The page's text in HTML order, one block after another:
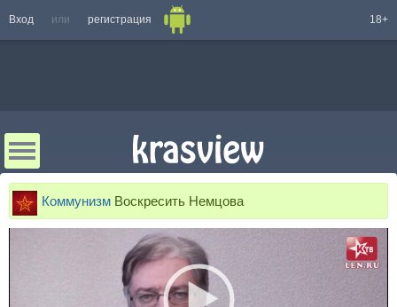
Вход или регистрация 18+
Коммунизм Воскресить Немцова